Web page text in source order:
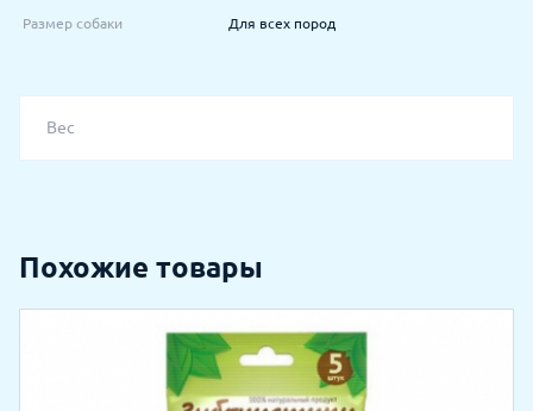
Размер собаки Для всех пород
Вес
Похожие товары